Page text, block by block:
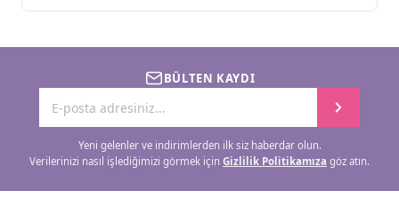
BÜLTEN KAYDI
Yeni gelenler ve indirimlerden ilk siz haberdar olun.
Verilerinizi nasıl işlediğimizi görmek için Gizlilik Politikamıza göz atın.